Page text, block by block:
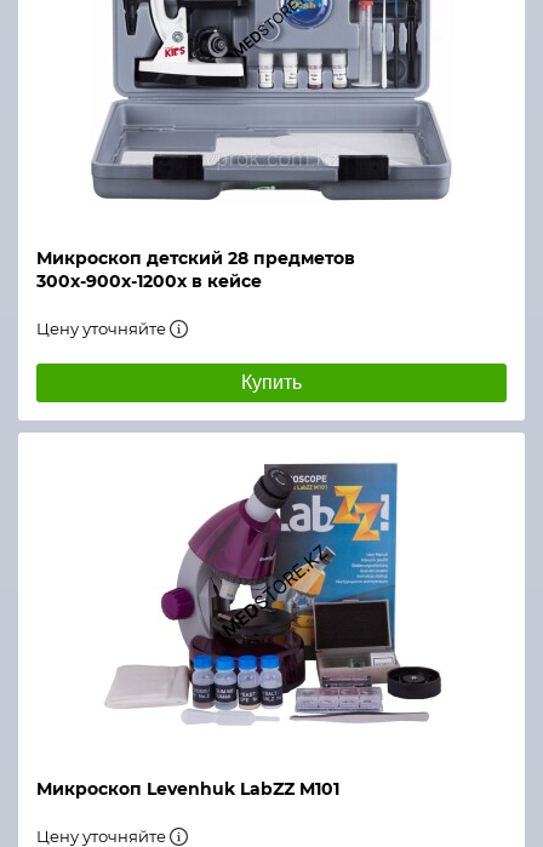
Микроскоп детский 28 предметов
300х-900х-1200х в кейсе
Цену уточняйте
Купить
Микроскоп Levenhuk LabZZ M101
Цену уточняйте